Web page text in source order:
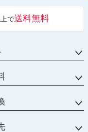
で送料無料